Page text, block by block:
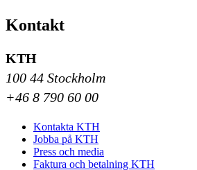
Kontakt
KTH
100 44 Stockholm
+46 8 790 60 00
Kontakta KTH
Jobba på KTH
Press och media
Faktura och betalning KTH